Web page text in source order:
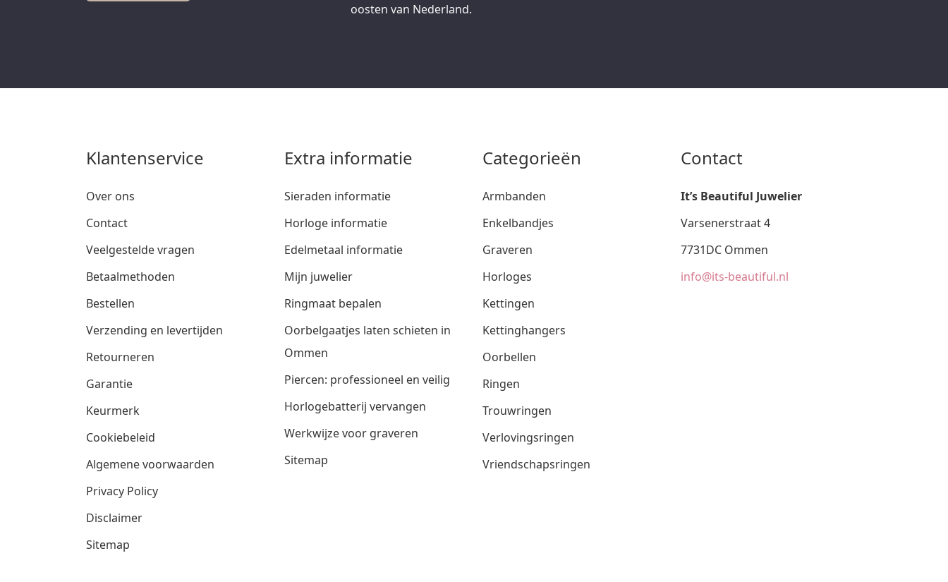
oosten van Nederland.
Klantenservice
Over ons
Contact
Veelgestelde vragen
Betaalmethoden
Bestellen
Verzending en levertijden
Retourneren
Garantie
Keurmerk
Cookiebeleid
Algemene voorwaarden
Privacy Policy
Disclaimer
Sitemap
Extra informatie
Sieraden informatie
Horloge informatie
Edelmetaal informatie
Mijn juwelier
Ringmaat bepalen
Oorbelgaatjes laten schieten in
Ommen
Piercen: professioneel en veilig
Horlogebatterij vervangen
Werkwijze voor graveren
Sitemap
Categorieën
Armbanden
Enkelbandjes
Graveren
Horloges
Kettingen
Kettinghangers
Oorbellen
Ringen
Trouwringen
Verlovingsringen
Vriendschapsringen
Contact
It’s Beautiful Juwelier
Varsenerstraat 4
7731DC Ommen
info@its-beautiful.nl